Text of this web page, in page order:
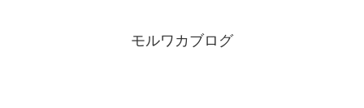
モルワカブログ